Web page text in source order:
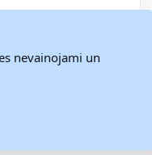
nevainojami un